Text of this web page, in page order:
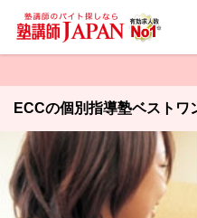
ECCの個別指導塾ベストワ